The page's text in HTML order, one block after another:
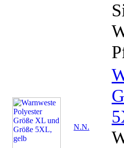
N.N.